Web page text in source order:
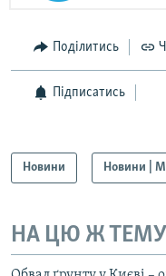
Поділитись
Підписатись
Новини Новини |
НА ЦЮ Ж ТЕМУ